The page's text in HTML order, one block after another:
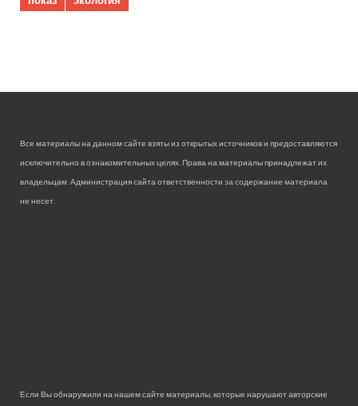
Все материалы на данном сайте взяты из открытых источников и предоставляются
исключительно в ознакомительных целях. Права на материалы принадлежат их
владельцам. Администрация сайта ответственности за содержание материала
не несет.
Если Вы обнаружили на нашем сайте материалы, которые нарушают авторские